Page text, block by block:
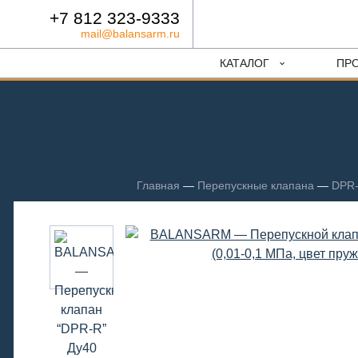
+7 812 323-9333
mail@balansarm.ru
КАТАЛОГ
Главная — Перепускные клапана —